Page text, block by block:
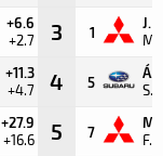
+6.6
+2.7 3 1
J.
M.
+11.3
+4.7 4 5
Á.
S.
+27.9
+16.6 5 7
M.
F.